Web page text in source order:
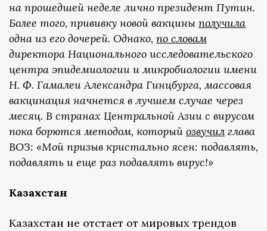
на прошедшей неделе лично президент Путин.
Более того, прививку новой вакцины получила
одна из его дочерей. Однако, по словам
директора Национального исследовательского
центра эпидемиологии и микробиологии имени
Н. Ф. Гамалеи Александра Гинцбурга, массовая
вакцинация начнется в лучшем случае через
месяц. В странах Центральной Азии с вирусом
пока борются методом, который озвучилглава
ВОЗ: «Мой призыв кристально ясен: подавлять,
подавлять и еще раз подавлять вирус!»
Казахстан
Казахстан не отстает от мировых трендов